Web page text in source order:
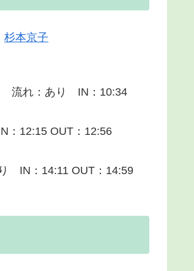
杉本京子
流れ：あり IN：10:34
12:15 OUT：12:56
IN：14:11 OUT：14:59